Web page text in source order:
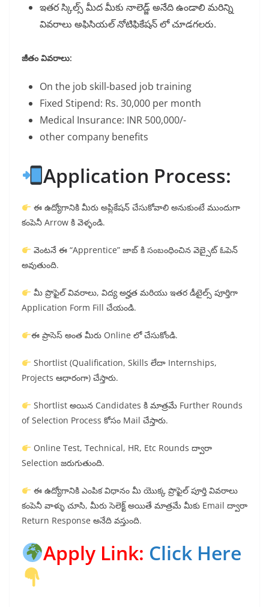
ఇతర స్కిల్స్ మీద మీకు నాలెడ్జ్ అనేది ఉండాలి మరిన్ని
వివరాలు అఫిసియల్ నోటిఫికేషన్ లో చూడగలరు.
జీతం వివరాలు:
On the job skill-based job training
Fixed Stipend: Rs. 30,000 per month
Medical Insurance: INR 500,000/-
other company benefits
Application Process:
ఈ ఉద్యోగానికి మీరు అప్లికేషన్ చేసుకోవాలి అనుకుంటే ముందుగా
కంపెనీ Arrow కి వెళ్ళండి.
వెంటనే ఈ “Apprentice” జాబ్ కి సంబంధించిన వెబ్సైట్ ఓపెన్
అవుతుంది.
మీ ప్రొఫైల్ వివరాలు, విద్య అర్హత మరియు ఇతర డీటైల్స్ పూర్తిగా
Application Form Fill చేయండి.
ఈ ప్రాసెస్ అంత మీరు Online లో చేసుకోండి.
Shortlist (Qualification, Skills లేదా Internships,
Projects ఆధారంగా) చేస్తారు.
Shortlist అయిన Candidates కి మాత్రమే Further Rounds
of Selection Process కోసం Mail చేస్తారు.
Online Test, Technical, HR, Etc Rounds ద్వారా
Selection జరుగుతుంది.
ఈ ఉద్యోగానికి ఎంపిక విధానం మీ యొక్క ప్రొఫైల్ పూర్తి వివరాలు
కంపెనీ వాళ్ళు చూసి, మీరు సెలెక్ట్ అయితే మాత్రమే మీకు Email ద్వారా
Return Response అనేది వస్తుంది.
Apply Link: Click Here